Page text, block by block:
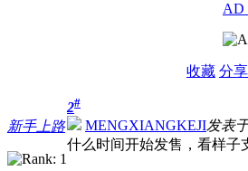
收藏 分享
新手上路
2#
MENGXIANGKEJI发表
什么时间开始发售，看样子